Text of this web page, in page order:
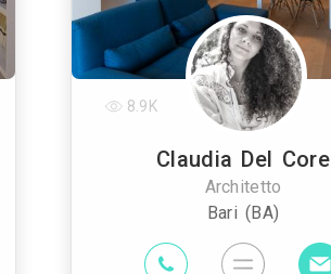
Claudia Del Core
Architetto
Bari (BA)
8.9K